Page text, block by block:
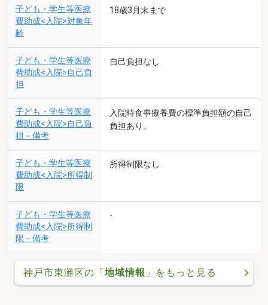
子ども・学生等医療
費助成<入院>対象年
齢
18歳3月末まで
子ども・学生等医療
費助成<入院>自己負
担
自己負担なし
子ども・学生等医療
費助成<入院>自己負
担－備考
入院時食事療養費の標準負担額の自己
負担あり。
子ども・学生等医療
費助成<入院>所得制
限
所得制限なし
子ども・学生等医療
費助成<入院>所得制
限－備考
-
神戸市東灘区の「地域情報 」をもっと見る